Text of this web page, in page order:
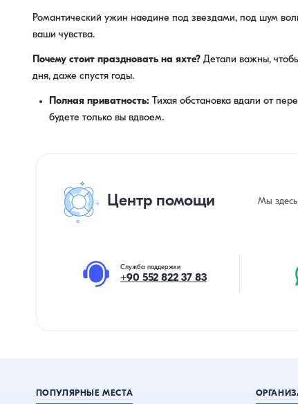
Романтический ужин наедине под звездами, под шум
ваши чувства.
Почему стоит праздновать на яхте? Детали важны,
дня, даже спустя годы.
Полная приватность: Тихая обстановка вдали от
будете только вы вдвоем.
Центр помощи Мы
Служба поддержки
+90 552 822 37 83
ПОПУЛЯРНЫЕ МЕСТА